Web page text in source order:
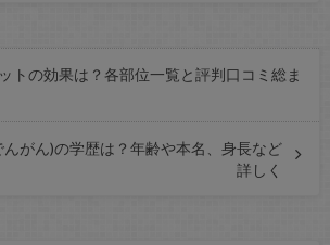
トの効果は？各部位一覧と評判口コミ総ま
がん)の学歴は？年齢や本名、身長など
詳しく